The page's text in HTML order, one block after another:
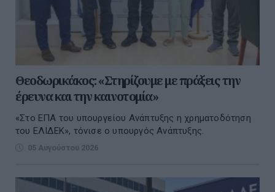
Θεοδωρικάκος: «Στηρίζουμε με πράξεις την
έρευνα και την καινοτομία»
«Στο ΕΠΑ του υπουργείου Ανάπτυξης η χρηματοδότηση
του ΕΛΙΔΕΚ», τόνισε ο υπουργός Ανάπτυξης.
05 Αυγούστου 2026